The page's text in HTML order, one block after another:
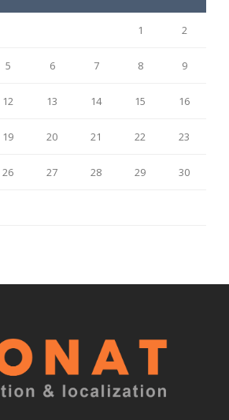
1 2
5 6 7 8 9
12 13 14 15 16
19 20 21 22 23
26 27 28 29 30